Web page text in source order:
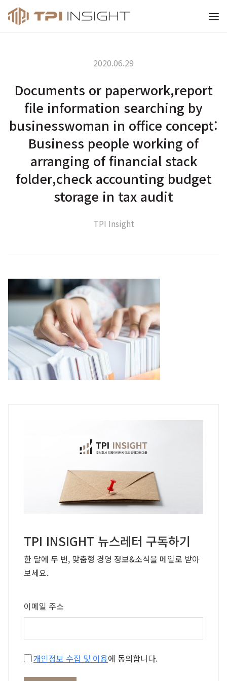
티피아이 인사이트
2020.06.29
Documents or paperwork,report
file information searching by
businesswoman in office concept:
Business people working of
arranging of financial stack
folder,check accounting budget
storage in tax audit
TPI Insight
TPI INSIGHT 뉴스레터 구독하기
한 달에 두 번, 맞춤형 경영 정보&소식을 메일로 받아
보세요.
이메일 주소
개인정보 수집 및 이용에 동의합니다.